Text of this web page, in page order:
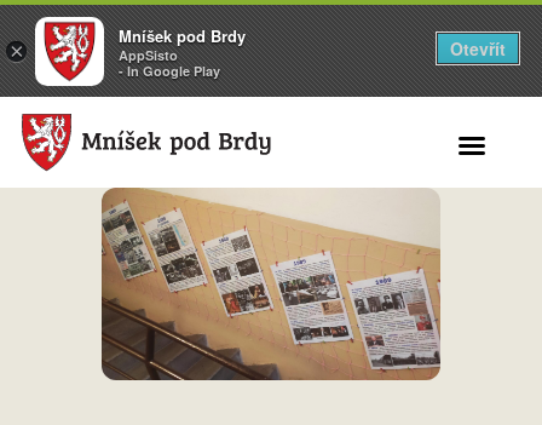
×
Mníšek pod Brdy
AppSisto
- In Google Play
Otevřít